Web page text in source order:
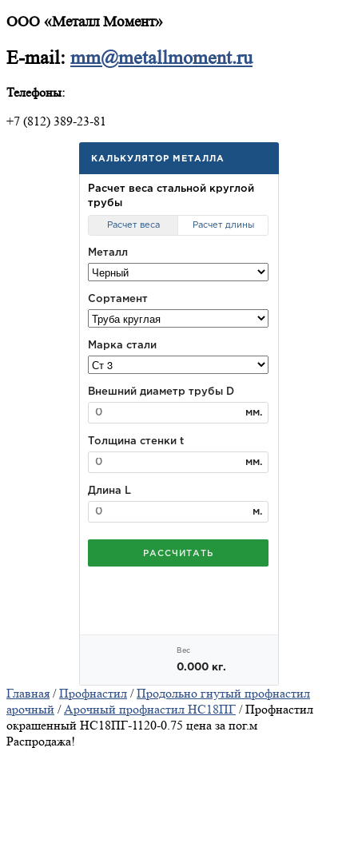
ООО «Металл Момент»
E-mail: mm@metallmoment.ru
Телефоны:
+7 (812) 389-23-81
Главная /Профнастил /Продольно гнутый профнастил
арочный /Арочный профнастил НС18ПГ / Профнастил
окрашенный НС18ПГ-1120-0.75 цена за пог.м
Распродажа!